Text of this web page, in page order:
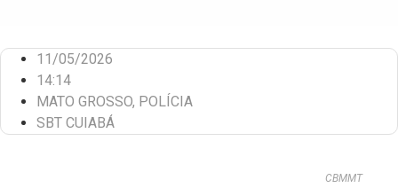
11/05/2026
14:14
MATO GROSSO, POLÍCIA
SBT CUIABÁ
CBMMT